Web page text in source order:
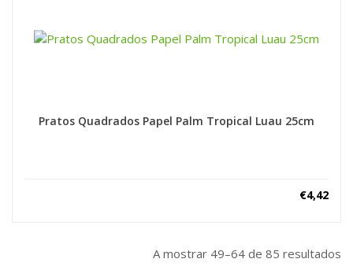
Pratos Quadrados Papel Palm Tropical Luau 25cm
€4,42
A mostrar 49–64 de 85 resultados